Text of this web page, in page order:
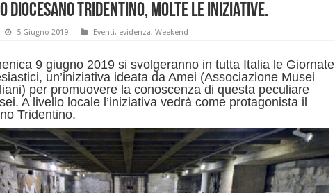
Diocesano Tridentino, molte le iniziative.
5 Giugno 2019 Eventi, evidenza, Weekend
9 giugno 2019 si svolgeranno in tutta Italia le Giornate
un’iniziativa ideata da Amei (Associazione Musei
per promuovere la conoscenza di questa peculiare
A livello locale l’iniziativa vedrà come protagonista il
Tridentino.